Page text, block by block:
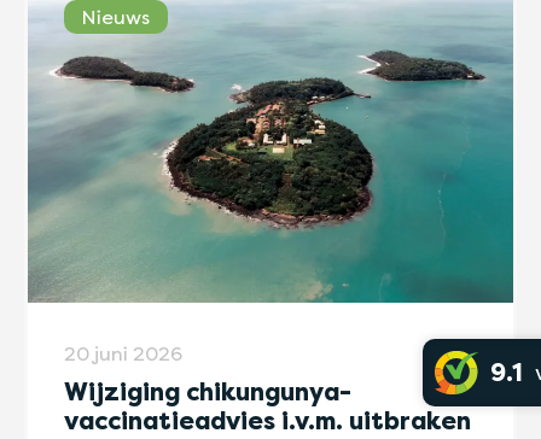
Nieuws
20 juni 2026
Wijziging chikungunya-
vaccinatieadvies i.v.m. uitbraken
9.1